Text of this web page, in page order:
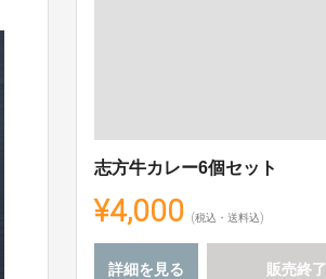
志方牛カレー6個セット
¥4,000 (税込・送料込)
詳細を見る 販売終了